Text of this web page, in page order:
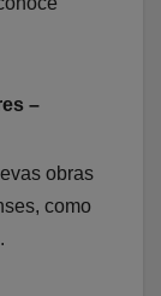
–
obras
como